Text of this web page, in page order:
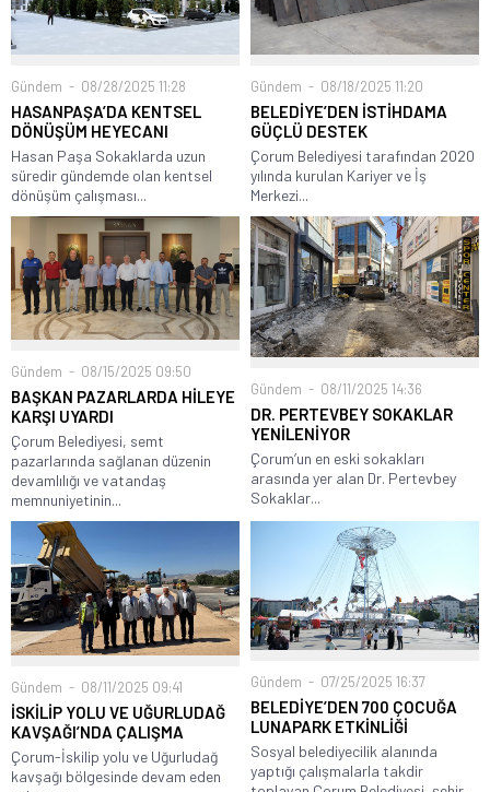
Gündem 08/28/2025 11:28
HASANPAŞA’DA KENTSEL
DÖNÜŞÜM HEYECANI
Hasan Paşa Sokaklarda uzun
süredir gündemde olan kentsel
dönüşüm çalışması...
Gündem 08/18/2025 11:20
BELEDİYE’DEN İSTİHDAMA
GÜÇLÜ DESTEK
Çorum Belediyesi tarafından 2020
yılında kurulan Kariyer ve İş
Merkezi...
Gündem 08/15/2025 09:50
BAŞKAN PAZARLARDA HİLEYE
KARŞI UYARDI
Çorum Belediyesi, semt
pazarlarında sağlanan düzenin
devamlılığı ve vatandaş
memnuniyetinin...
Gündem 08/11/2025 14:36
DR. PERTEVBEY SOKAKLAR
YENİLENİYOR
Çorum’un en eski sokakları
arasında yer alan Dr. Pertevbey
Sokaklar...
Gündem 08/11/2025 09:41
İSKİLİP YOLU VE UĞURLUDAĞ
KAVŞAĞI’NDA ÇALIŞMA
Çorum-İskilip yolu ve Uğurludağ
kavşağı bölgesinde devam eden
Gündem 07/25/2025 16:37
BELEDİYE’DEN 700 ÇOCUĞA
LUNAPARK ETKİNLİĞİ
Sosyal belediyecilik alanında
yaptığı çalışmalarla takdir